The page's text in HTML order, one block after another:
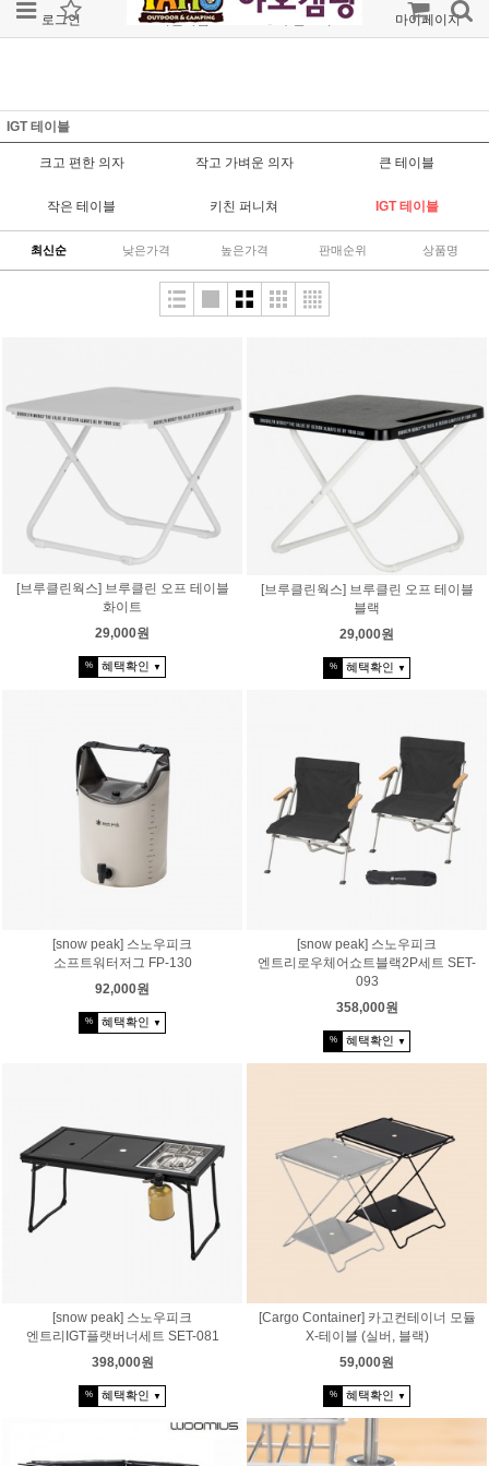
로그인 회원가입 주문조회 마이페이지
IGT 테이블
크고 편한 의자 작고 가벼운 의자 큰 테이블
작은 테이블 키친 퍼니쳐 IGT 테이블
최신순 낮은가격 높은가격 판매순위 상품명
[브루클린웍스] 브루클린 오프 테이블
화이트
29,000원
% 혜택확인 ▼
[브루클린웍스] 브루클린 오프 테이블
블랙
29,000원
% 혜택확인 ▼
[snow peak] 스노우피크
소프트워터저그 FP-130
92,000원
% 혜택확인 ▼
[snow peak] 스노우피크
엔트리로우체어쇼트블랙2P세트 SET-
093
358,000원
% 혜택확인 ▼
[snow peak] 스노우피크
엔트리IGT플랫버너세트 SET-081
398,000원
% 혜택확인 ▼
[Cargo Container] 카고컨테이너 모듈
X-테이블 (실버, 블랙)
59,000원
% 혜택확인 ▼